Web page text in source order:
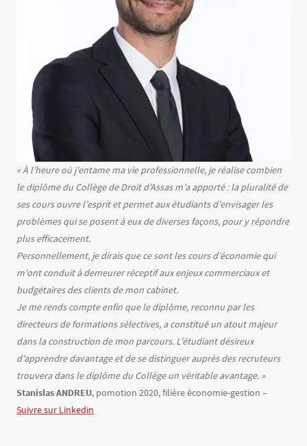
Texte
« À l’heure où j’entame ma vie professionnelle, je réalise combien
le diplôme du Collège de Droit d’Assas m’a apporté : la pluralité de
ses cours ouvre l’esprit et permet aux étudiants d’envisager les
problèmes qui se posent à eux de diverses façons, pour y répondre
plus efficacement.
Personnellement, je dirais que ce sont les cours d’économie qui
m’ont conduit à demeurer réceptif aux enjeux commerciaux et
budgétaires des clients de mon cabinet.
Je me rends compte enfin que le diplôme, reconnu par les
directeurs de formations sélectives, a constitué un atout majeur
dans la construction de mon parcours. L’étudiant désireux
d’apprendre davantage et de se distinguer auprès des recruteurs
trouvera dans le diplôme du Collège un véritable avantage. »
Stanislas ANDREU, pomotion 2020, filière économie-gestion –
Suivre sur Linkedin